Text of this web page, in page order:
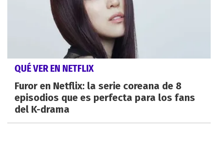
QUÉ VER EN NETFLIX
Furor en Netflix: la serie coreana de 8
episodios que es perfecta para los fans
del K-drama